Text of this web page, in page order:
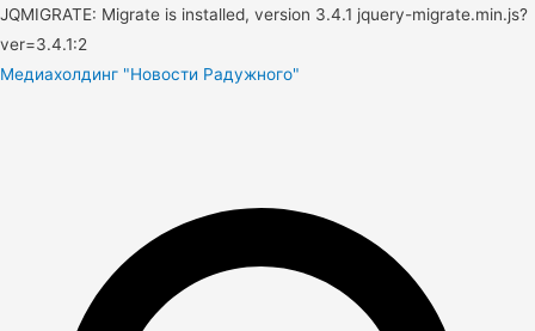
JQMIGRATE: Migrate is installed, version 3.4.1 jquery-migrate.min.js?
ver=3.4.1:2
Медиахолдинг "Новости Радужного"